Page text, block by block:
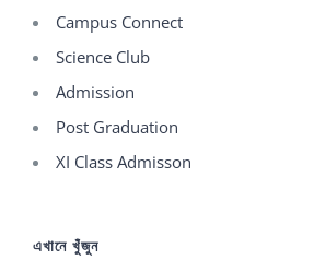
Campus Connect
Science Club
Admission
Post Graduation
XI Class Admisson
এখানে খুঁজুন